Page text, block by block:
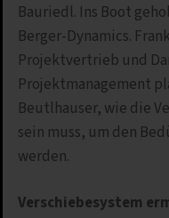
Bauriedl. Ins Boot
Berger-Dynamics.
Projektvertrieb und
Projektmanagement
Beutlhauser, wie die
sein muss, um den
werden.
Verschiebesystem